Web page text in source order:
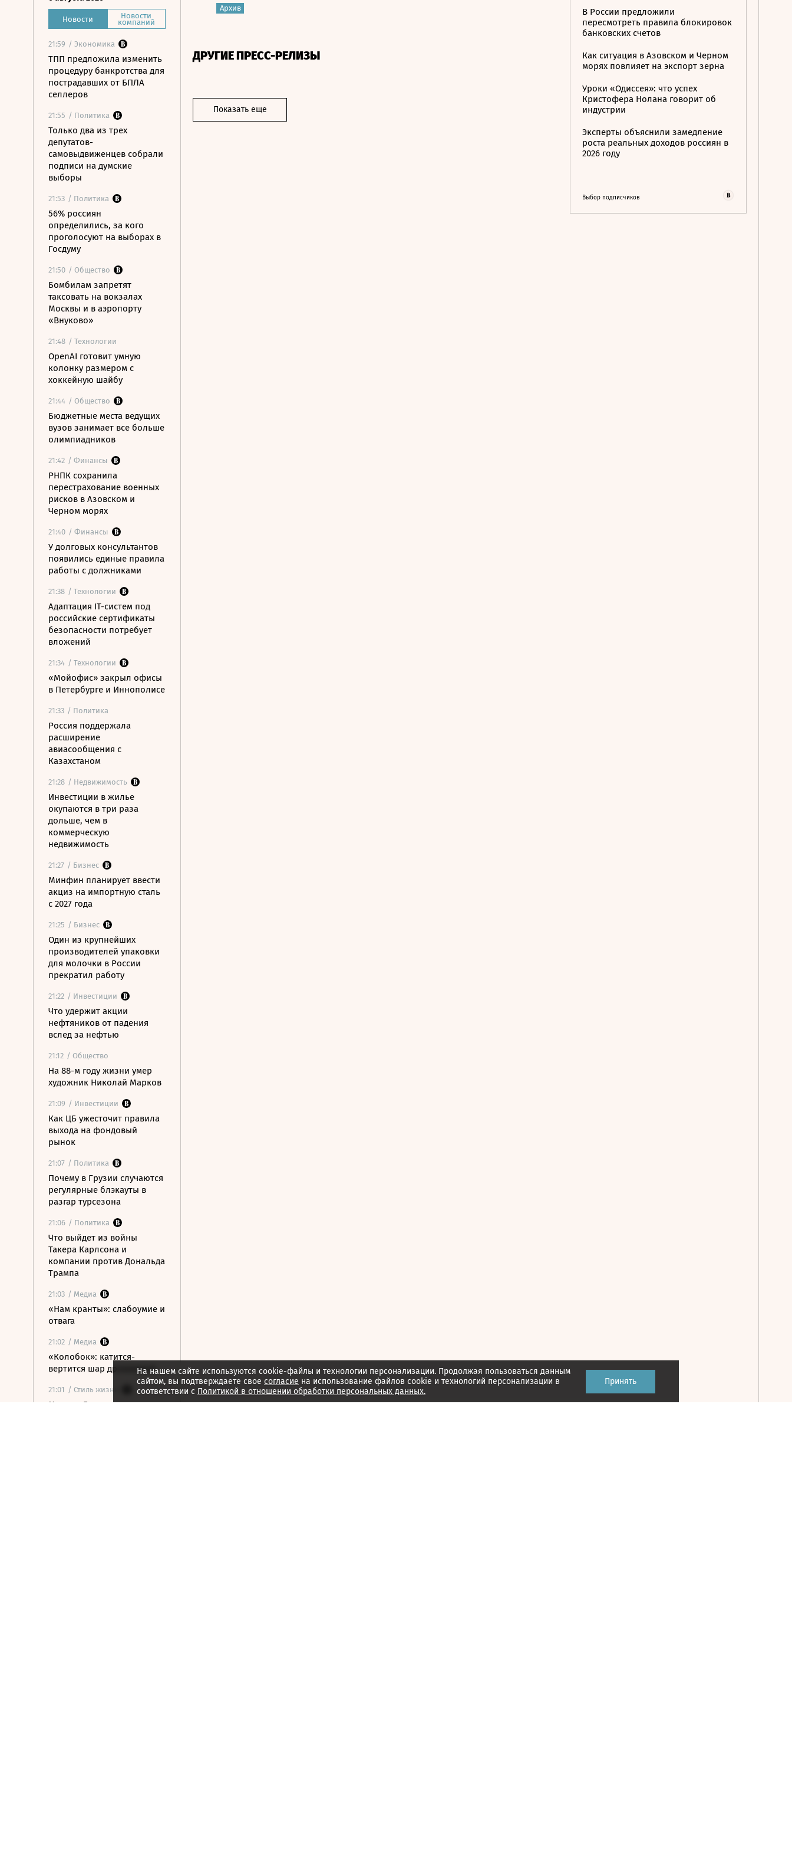
Новости Новости
компаний
21:59 / Экономика
ТПП предложила изменить
процедуру банкротства для
пострадавших от БПЛА
селлеров
21:55 / Политика
Только два из трех
депутатов-
самовыдвиженцев собрали
подписи на думские
выборы
21:53 / Политика
56% россиян
определились, за кого
проголосуют на выборах в
Госдуму
21:50 / Общество
Бомбилам запретят
таксовать на вокзалах
Москвы и в аэропорту
«Внуково»
21:48 / Технологии
OpenAI готовит умную
колонку размером с
хоккейную шайбу
21:44 / Общество
Бюджетные места ведущих
вузов занимает все больше
олимпиадников
21:42 / Финансы
РНПК сохранила
перестрахование военных
рисков в Азовском и
Черном морях
21:40 / Финансы
У долговых консультантов
появились единые правила
работы с должниками
21:38 / Технологии
Адаптация IT-систем под
российские сертификаты
безопасности потребует
вложений
21:34 / Технологии
«Мойофис» закрыл офисы
в Петербурге и Иннополисе
21:33 / Политика
Россия поддержала
расширение
авиасообщения с
Казахстаном
21:28 / Недвижимость
Инвестиции в жилье
окупаются в три раза
дольше, чем в
коммерческую
недвижимость
21:27 / Бизнес
Минфин планирует ввести
акциз на импортную сталь
с 2027 года
21:25 / Бизнес
Один из крупнейших
производителей упаковки
для молочки в России
прекратил работу
21:22 / Инвестиции
Что удержит акции
нефтяников от падения
вслед за нефтью
21:12 / Общество
На 88-м году жизни умер
художник Николай Марков
21:09 / Инвестиции
Как ЦБ ужесточит правила
выхода на фондовый
рынок
21:07 / Политика
Почему в Грузии случаются
регулярные блэкауты в
разгар турсезона
21:06 / Политика
Что выйдет из войны
Такера Карлсона и
компании против Дональда
Трампа
21:03 / Медиа
«Нам кранты»: слабоумие и
отвага
21:02 / Медиа
«Колобок»: катится-
вертится шар дрожжевой
21:01 / Стиль жизни
Марина Брусникина:
Архив
ДРУГИЕ ПРЕСС-РЕЛИЗЫ
Показать еще
В России предложили
пересмотреть правила блокировок
банковских счетов
Как ситуация в Азовском и Черном
морях повлияет на экспорт зерна
Уроки «Одиссея»: что успех
Кристофера Нолана говорит об
индустрии
Эксперты объяснили замедление
роста реальных доходов россиян в
2026 году
Выбор подписчиков
На нашем сайте используются cookie-файлы и технологии персонализации. Продолжая пользоваться данным
сайтом, вы подтверждаете свое согласие на использование файлов cookie и технологий персонализации в
соответствии с Политикой в отношении обработки персональных данных.
Принять